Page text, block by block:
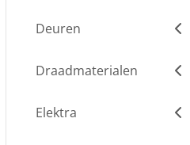
Deuren
Draadmaterialen
Elektra